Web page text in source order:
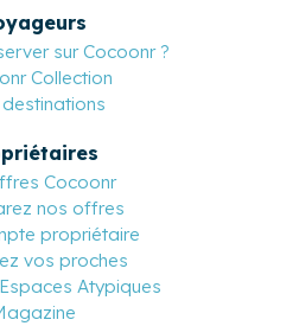
sur Cocoonr ?
Collection
Cocoonr
nos offres
propriétaire
vos proches
Atypiques